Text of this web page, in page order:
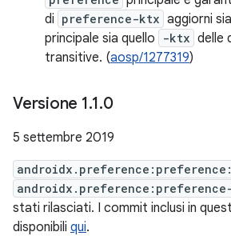
di preference-ktx aggiorni
principale sia quello
-ktx delle
transitive. (aosp/1277319)
Versione 1.1.0
5 settembre 2019
stati rilasciati. I commit inclusi in
disponibili qui.